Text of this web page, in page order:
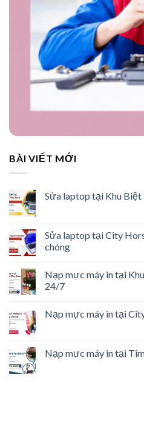
BÀI VIẾT MỚI
Sửa laptop tại Khu
Sửa laptop tại City
chóng
Nạp mực máy in tại
24/7
Nạp mực máy in tại
Nạp mực máy in tại